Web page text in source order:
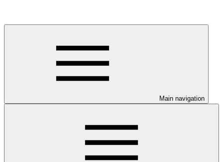
Main navigation